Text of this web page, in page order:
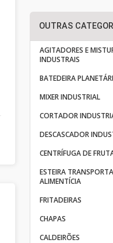
OUTRAS
AGITADORES E
INDUSTRAIS
BATEDEIRA
MIXER INDUSTRIAL
CORTADOR
DESCASCADOR
CENTRÍFUGA DE
ESTEIRA
ALIMENTÍCIA
FRITADEIRAS
CHAPAS
CALDEIRÕES